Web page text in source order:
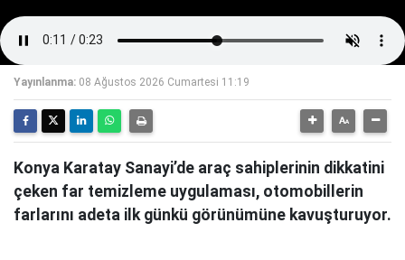
Yayınlanma: 08 Ağustos 2026 Cumartesi 11:19
Konya Karatay Sanayi’de araç sahiplerinin dikkatini
çeken far temizleme uygulaması, otomobillerin
farlarını adeta ilk günkü görünümüne kavuşturuyor.